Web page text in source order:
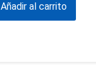
Añadir al carrito